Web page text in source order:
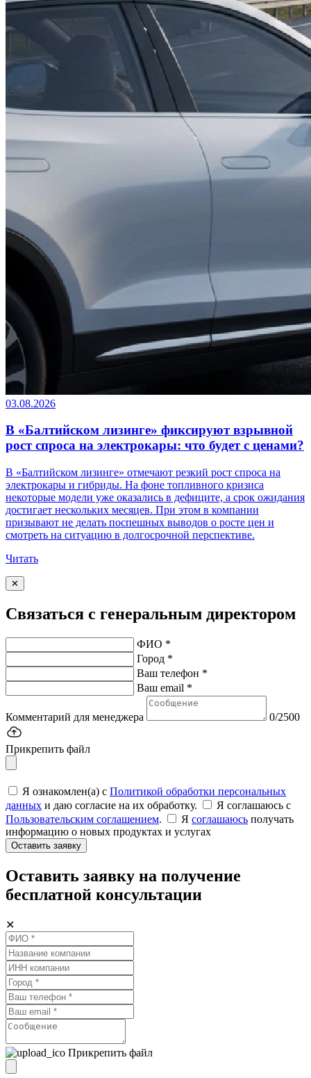
03.08.2026
В «Балтийском лизинге» фиксируют взрывной
рост спроса на электрокары: что будет с ценами?
В «Балтийском лизинге» отмечают резкий рост спроса на
электрокары и гибриды. На фоне топливного кризиса
некоторые модели уже оказались в дефиците, а срок ожидания
достигает нескольких месяцев. При этом в компании
призывают не делать поспешных выводов о росте цен и
смотреть на ситуацию в долгосрочной перспективе.
Читать
✕
Связаться с генеральным директором
ФИО *
Город *
Ваш телефон *
Ваш email *
Комментарий для менеджера 0/2500
Прикрепить файл
Я ознакомлен(а) с Политикой обработки персональных
данных и даю согласие на их обработку.
Я соглашаюсь c
Пользовательским соглашением. Я соглашаюсь получать
информацию о новых продуктах и услугах
Оставить заявку
Оставить заявку на получение
бесплатной консультации
✕
Прикрепить файл